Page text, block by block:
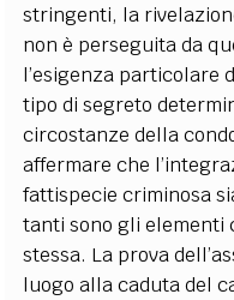
stringenti, la
non è perseguita da
l’esigenza particolare
tipo di segreto
circostanze della
affermare che
fattispecie criminosa
tanti sono gli
stessa. La prova
luogo alla caduta del